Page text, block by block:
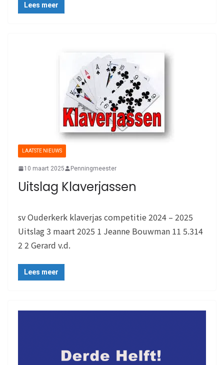
Lees meer
LAATSTE NIEUWS
10 maart 2025 Penningmeester
Uitslag Klaverjassen
sv Ouderkerk klaverjas competitie 2024 – 2025
Uitslag 3 maart 2025 1 Jeanne Bouwman 11 5.314
2 2 Gerard v.d.
Lees meer